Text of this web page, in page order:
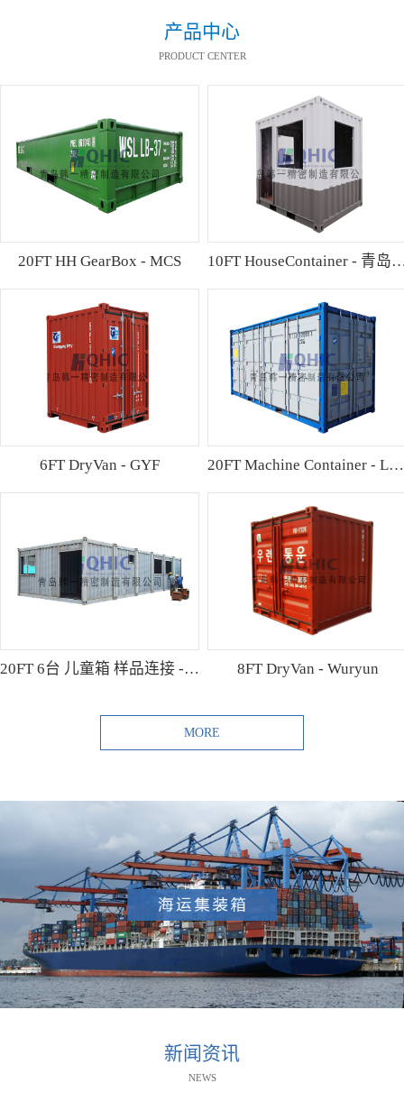
产品中心
PRODUCT CENTER
20FT HH GearBox - MCS 10FT
6FT DryVan - GYF 20FT Machine Container - Lamor
20FT 6台 儿童箱 样品连接 - Shibutani 8FT DryVan - Wuryun
MORE
新闻资讯
NEWS